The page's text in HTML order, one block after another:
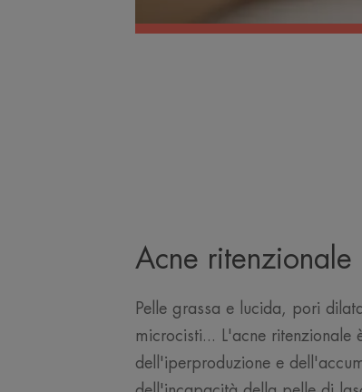
Acne ritenzionale
Pelle grassa e lucida, pori
microcisti... L'acne ritenzionale
dell'iperproduzione e